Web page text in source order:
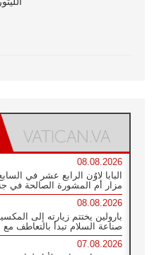
08.08.2026
البابا لاوُن الرابع عشر في
مزار أم المشورة الصالحة في
08.08.2026
بارولين يختتم زيارته إلى
صناعة السلام تبدأ بالتعاطف مع
07.08.2026